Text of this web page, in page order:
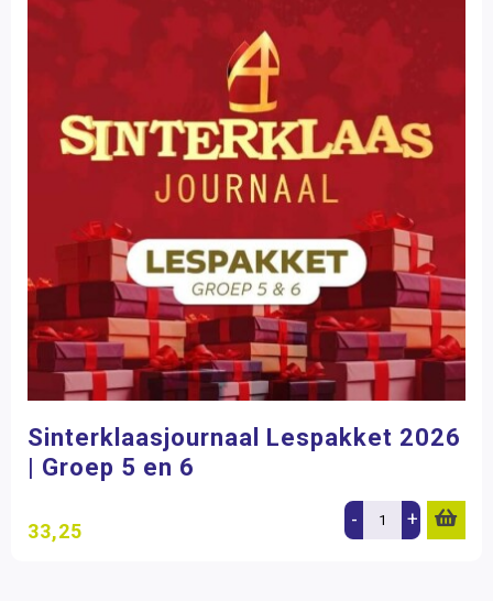
Sinterklaasjournaal Lespakket 2026
| Groep 5 en 6
33,25 - +